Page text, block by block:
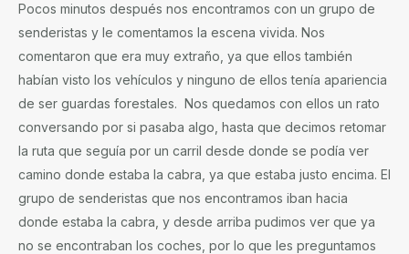
Pocos minutos después nos encontramos con un grupo de
senderistas y le comentamos la escena vivida. Nos
comentaron que era muy extraño, ya que ellos también
habían visto los vehículos y ninguno de ellos tenía apariencia
de ser guardas forestales. Nos quedamos con ellos un rato
conversando por si pasaba algo, hasta que decimos retomar
la ruta que seguía por un carril desde donde se podía ver
camino donde estaba la cabra, ya que estaba justo encima. El
grupo de senderistas que nos encontramos iban hacia
donde estaba la cabra, y desde arriba pudimos ver que ya
no se encontraban los coches, por lo que les preguntamos